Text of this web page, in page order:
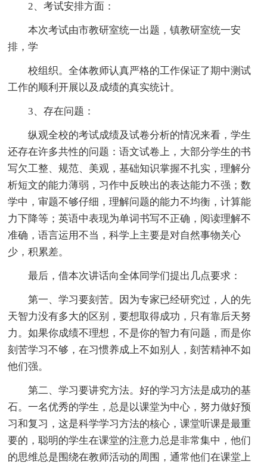
2、考试安排方面：
本次考试由市教研室统一出题，镇教研室统一安
排，学
校组织。全体教师认真严格的工作保证了期中测试
工作的顺利开展以及成绩的真实统计。
3、存在问题：
纵观全校的考试成绩及试卷分析的情况来看，学生
还存在许多共性的问题：语文试卷上，大部分学生的书
写欠工整、规范、美观，基础知识掌握不扎实，理解分
析短文的能力薄弱，习作中反映出的表达能力不强；数
学中，审题不够仔细，理解问题的能力不均衡，计算能
力下降等；英语中表现为单词书写不正确，阅读理解不
准确，语言运用不当，科学上主要是对自然事物关心
少，积累差。
最后，借本次讲话向全体同学们提出几点要求：
第一、学习要刻苦。因为专家已经研究过，人的先
天智力没有多大的区别，要想取得成功，只有靠后天努
力。如果你成绩不理想，不是你的智力有问题，而是你
刻苦学习不够，在习惯养成上不如别人，刻苦精神不如
他们强。
第二、学习要讲究方法。好的学习方法是成功的基
石。一名优秀的学生，总是以课堂为中心，努力做好预
习和复习，这是科学学习方法的核心，课堂听课是最重
要的，聪明的学生在课堂的注意力总是非常集中，他们
的思维总是围绕在教师活动的周围，通常他们在课堂上